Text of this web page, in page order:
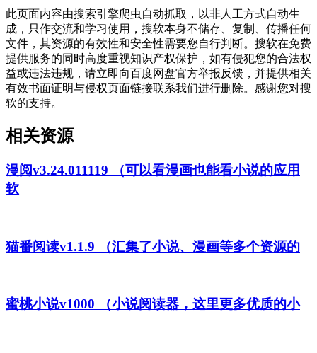
此页面内容由搜索引擎爬虫自动抓取，以非人工方式自动生
成，只作交流和学习使用，搜软本身不储存、复制、传播任何
文件，其资源的有效性和安全性需要您自行判断。搜软在免费
提供服务的同时高度重视知识产权保护，如有侵犯您的合法权
益或违法违规，请立即向百度网盘官方举报反馈，并提供相关
有效书面证明与侵权页面链接联系我们进行删除。感谢您对搜
软的支持。
相关资源
漫阅v3.24.011119 （可以看漫画也能看小说的应用
软
猫番阅读v1.1.9 （汇集了小说、漫画等多个资源的
蜜桃小说v1000 （小说阅读器，这里更多优质的小